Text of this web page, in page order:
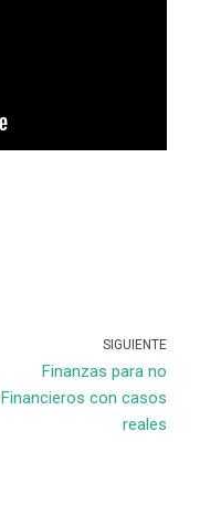
SIGUIENTE
Finanzas para no
Financieros con casos
reales